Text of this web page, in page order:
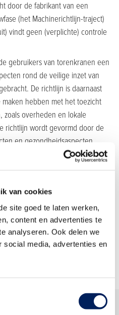
van cookies
site goed te laten werken,
content en advertenties te
analyseren. Ook delen we
social media, advertenties en
door de fabrikant van een
(het Machinerichtlijn-traject)
vindt geen (verplichte) controle
gebruikers van torenkranen een
rond de veilige inzet van
De richtlijn is daarnaast
hebben met het toezicht
overheden en lokale
richtlijn wordt gevormd door de
en gezondheidsaspecten.
deze richtlijn niet aan de orde.
richtlijn of selecteer een van de
en/of opmerkingen over deze
de secretaris van de KOMAT